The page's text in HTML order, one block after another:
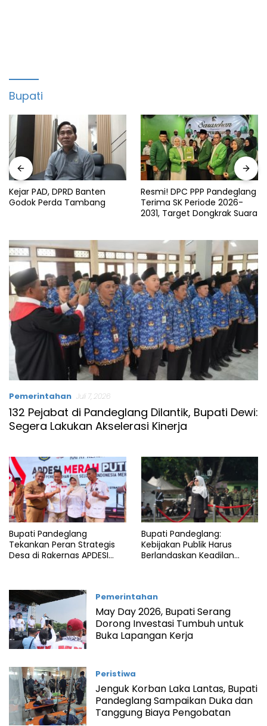
Bupati
Kejar PAD, DPRD Banten
Godok Perda Tambang
Resmi! DPC PPP Pandeglang
Terima SK Periode 2026-
2031, Target Dongkrak Suara
Pemerintahan Juli 7, 2026
132 Pejabat di Pandeglang Dilantik, Bupati Dewi:
Segera Lakukan Akselerasi Kinerja
Bupati Pandeglang
Tekankan Peran Strategis
Desa di Rakernas APDESI
Bupati Pandeglang:
Kebijakan Publik Harus
Berlandaskan Keadilan
Pemerintahan
May Day 2026, Bupati Serang
Dorong Investasi Tumbuh untuk
Buka Lapangan Kerja
Peristiwa
Jenguk Korban Laka Lantas, Bupati
Pandeglang Sampaikan Duka dan
Tanggung Biaya Pengobatan